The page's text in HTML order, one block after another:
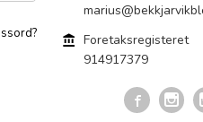
Foretaksregisteret
914917379